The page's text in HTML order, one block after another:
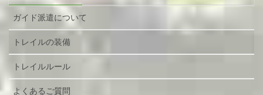
ガイド派遣について
トレイルの装備
トレイルルール
よくあるご質問